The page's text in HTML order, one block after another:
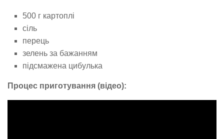
500 г картоплі
сіль
перець
зелень за бажанням
підсмажена цибулька
Процес приготування (відео):